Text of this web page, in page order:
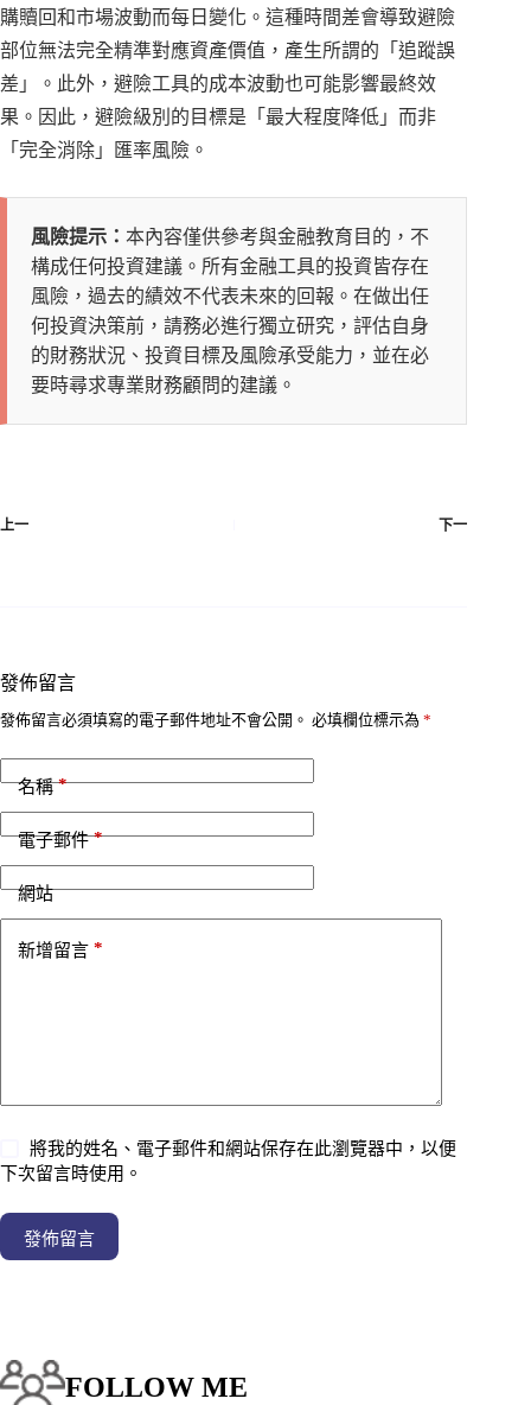
購贖回和市場波動而每日變化。這種時間差會導致避險
部位無法完全精準對應資產價值，產生所謂的「追蹤誤
差」。此外，避險工具的成本波動也可能影響最終效
果。因此，避險級別的目標是「最大程度降低」而非
「完全消除」匯率風險。
風險提示： 本內容僅供參考與金融教育目的，不
構成任何投資建議。所有金融工具的投資皆存在
風險，過去的績效不代表未來的回報。在做出任
何投資決策前，請務必進行獨立研究，評估自身
的財務狀況、投資目標及風險承受能力，並在必
要時尋求專業財務顧問的建議。
上一 下一
發佈留言
發佈留言必須填寫的電子郵件地址不會公開。 必填欄位標示為 *
名稱*
電子郵件*
網站
新增留言 *
將我的姓名、電子郵件和網站保存在此瀏覽器中，以便
下次留言時使用。
發佈留言
FOLLOW ME